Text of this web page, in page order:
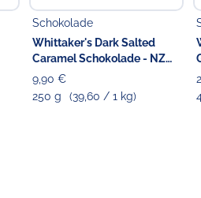
Schokolade
Whittaker's Dark Salted
Caramel Schokolade - NZ
Import
9,90 €
250 g
(39,60 / 1 kg)